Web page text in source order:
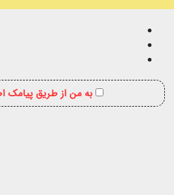
به من از طریق پیامک